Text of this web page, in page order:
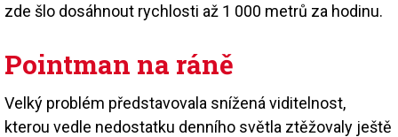
zde šlo dosáhnout rychlosti až 1 000 metrů za hodinu.
Pointman na ráně
Velký problém představovala snížená viditelnost,
kterou vedle nedostatku denního světla ztěžovaly ještě